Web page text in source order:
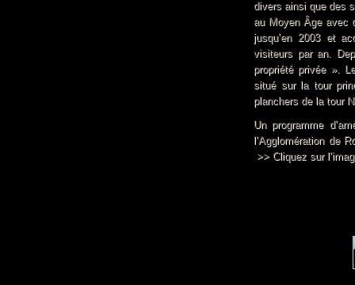
divers ainsi que des
au Moyen Âge avec
jusqu’en 2003 et
visiteurs par an.
propriété privée ».
situé sur la tour
planchers de la tour
Un programme
l’Agglomération de
>> Cliquez sur